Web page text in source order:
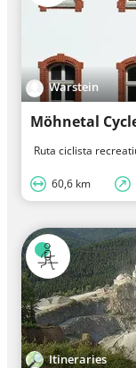
Warstein
Möhnetal
Ruta ciclista
60,6 km
Itineraries